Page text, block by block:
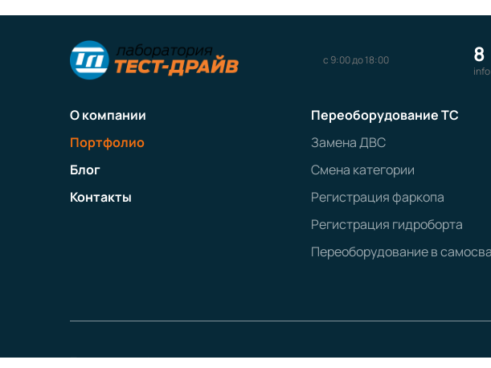
с 9:00 до 18:00 8
О компании
Портфолио
Блог
Контакты
Переоборудование ТС
Замена ДВС
Смена категории
Регистрация фаркопа
Регистрация гидроборта
Переоборудование в
Политика конфиденциальности